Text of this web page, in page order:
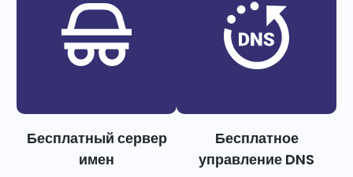
Бесплатный сервер
имен
Бесплатное
управление DNS